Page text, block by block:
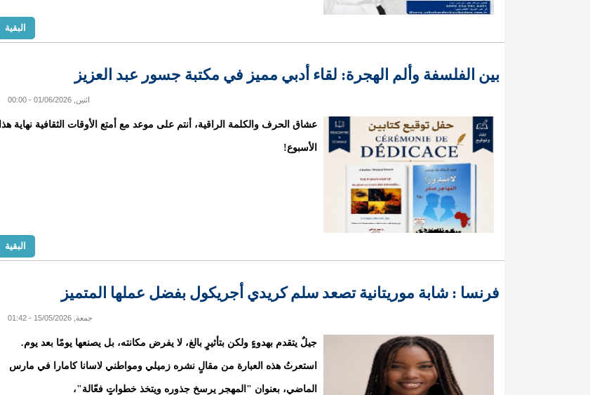
البقية
بين الفلسفة وألم الهجرة: لقاء أدبي مميز في مكتبة جسور عبد العزيز
اثنين, 01/06/2026 - 00:00
عشاق الحرف والكلمة الراقية، أنتم على موعد مع أمتع الأوقات الثقافية نهاية هذا
الأسبوع!
البقية
فرنسا : شابة موريتانية تصعد سلم كريدي أجريكول بفضل عملها المتميز
جمعة, 15/05/2026 - 01:42
جيلٌ يتقدم بهدوءٍ ولكن بتأثيرٍ بالغ، لا يفرض مكانته، بل يصنعها يومًا بعد يوم.
استعرتُ هذه العبارة من مقالٍ نشره زميلي ومواطني لاسانا كامارا في مارس
الماضي، بعنوان "المهجر يرسخ جذوره ويتخذ خطواتٍ فعّالة"،